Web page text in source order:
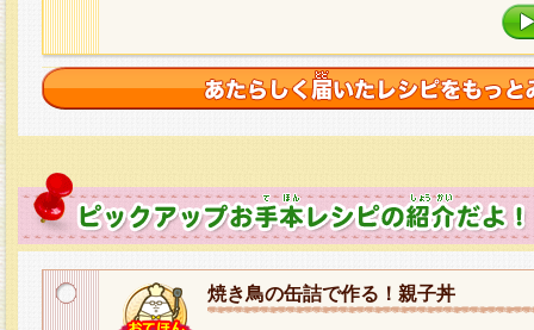
焼き鳥の缶詰で作る！親子丼